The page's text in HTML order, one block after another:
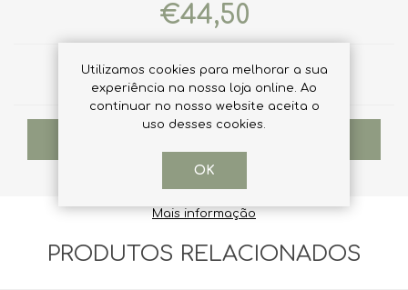
€44,50
Qtd:
PRODUTOS RELACIONADOS
Utilizamos cookies para melhorar a sua
experiência na nossa loja online. Ao
continuar no nosso website aceita o
uso desses cookies.
OK
Mais informação